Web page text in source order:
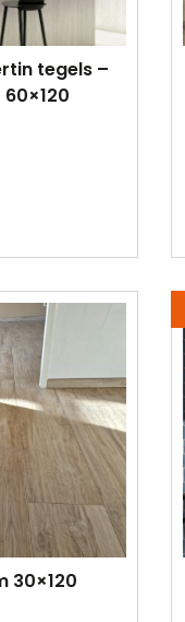
tegels –
30×120